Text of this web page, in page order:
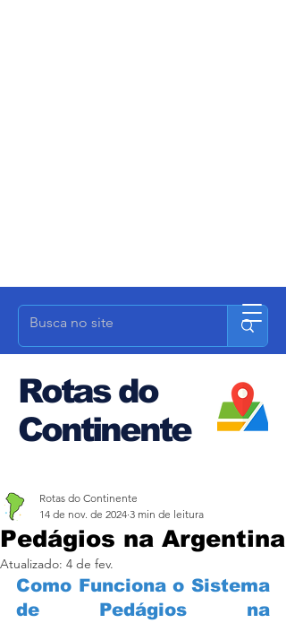
Rotas do
Continente
Pedágios na Argentina
Rotas do Continente
14 de nov. de 2024 3 min de leitura
Atualizado: 4 de fev.
Como Funciona o Sistema
de Pedágios na